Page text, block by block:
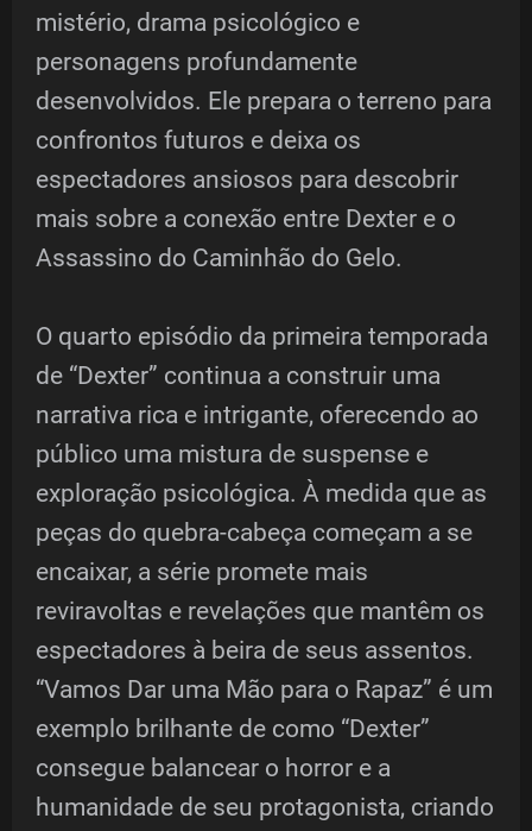
mistério, drama psicológico e
personagens profundamente
desenvolvidos. Ele prepara o terreno para
confrontos futuros e deixa os
espectadores ansiosos para descobrir
mais sobre a conexão entre Dexter e o
Assassino do Caminhão do Gelo.
O quarto episódio da primeira temporada
de “Dexter” continua a construir uma
narrativa rica e intrigante, oferecendo ao
público uma mistura de suspense e
exploração psicológica. À medida que as
peças do quebra-cabeça começam a se
encaixar, a série promete mais
reviravoltas e revelações que mantêm os
espectadores à beira de seus assentos.
“Vamos Dar uma Mão para o Rapaz” é um
exemplo brilhante de como “Dexter”
consegue balancear o horror e a
humanidade de seu protagonista, criando